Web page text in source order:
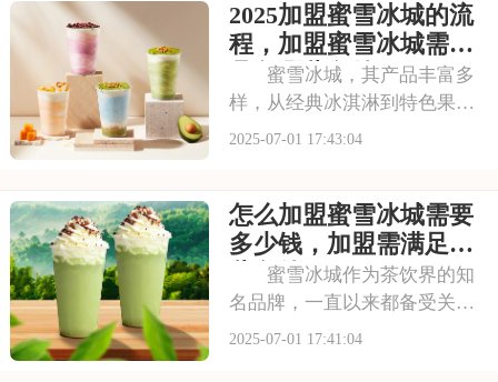
冰城需要投入多少费用呢？以
下是开一家蜜雪冰城需要投资
多少钱，加盟蜜雪冰
2025加盟蜜雪冰城的流
程，加盟蜜雪冰城需要
具备哪些条件
蜜雪冰城，其产品丰富多
样，从经典冰淇淋到特色果
茶，满足不同消费者口味。门
力和市场潜力，让众多投资者
心动不已，那么加盟蜜雪冰城
需要多少费用呢？以下
2025-07-01 17:43:04
怎么加盟蜜雪冰城需要
多少钱，加盟需满足哪
些条件
蜜雪冰城作为茶饮界的知
名品牌，一直以来都备受关
注。它以丰富的产品线和高性
2025-07-01 17:41:04